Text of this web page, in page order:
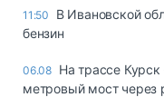
11:50
В Ивановской
бензин
06.08 На трассе
метровый мост через